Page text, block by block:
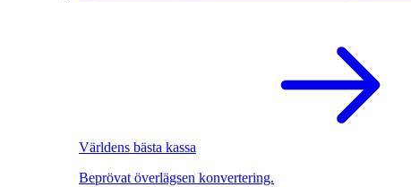
Världens bästa kassa
Beprövat överlägsen konvertering.